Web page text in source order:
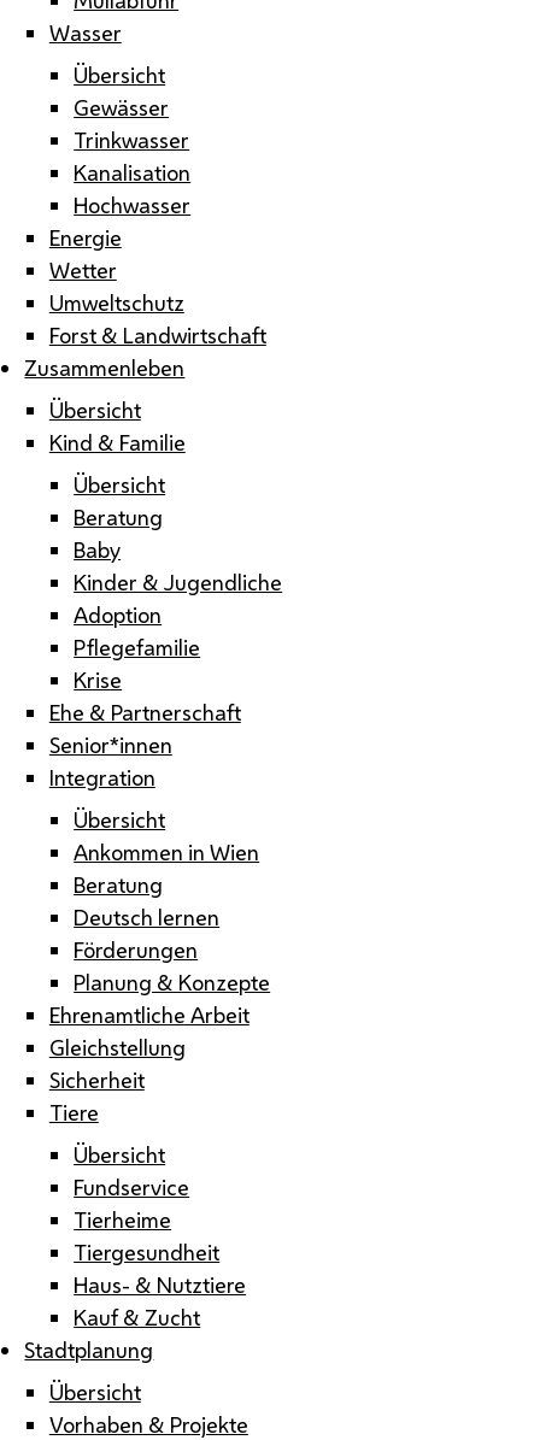
Wasser
Übersicht
Gewässer
Trinkwasser
Kanalisation
Hochwasser
Energie
Wetter
Umweltschutz
Forst & Landwirtschaft
Zusammenleben
Übersicht
Kind & Familie
Übersicht
Beratung
Baby
Kinder & Jugendliche
Adoption
Pflegefamilie
Krise
Ehe & Partnerschaft
Senior*innen
Integration
Übersicht
Ankommen in Wien
Beratung
Deutsch lernen
Förderungen
Planung & Konzepte
Ehrenamtliche Arbeit
Gleichstellung
Sicherheit
Tiere
Übersicht
Fundservice
Tierheime
Tiergesundheit
Haus- & Nutztiere
Kauf & Zucht
Stadtplanung
Übersicht
Vorhaben & Projekte